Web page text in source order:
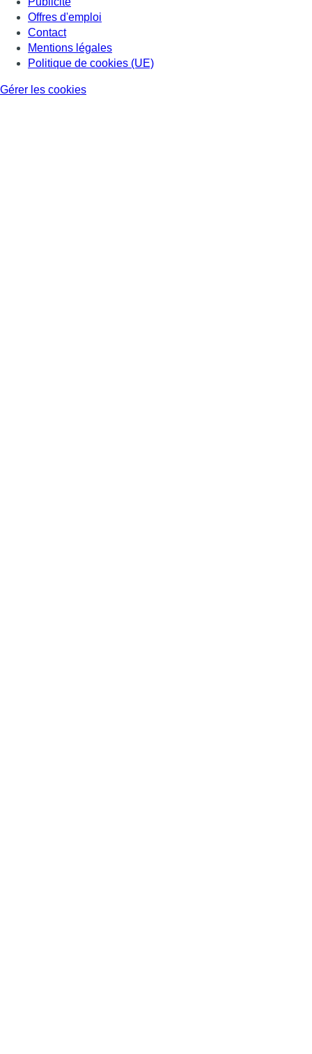
Offres d'emploi
Contact
Mentions légales
Politique de cookies (UE)
Gérer les cookies